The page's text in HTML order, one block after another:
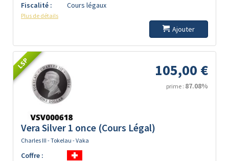
Fiscalité :
Cours légaux
Plus de détails
Ajouter
LSP 105,00 €
prime : 87.08%
Vera Silver 1 once (Cours Légal)
Charles III - Tokelau - Vaka
Coffre :